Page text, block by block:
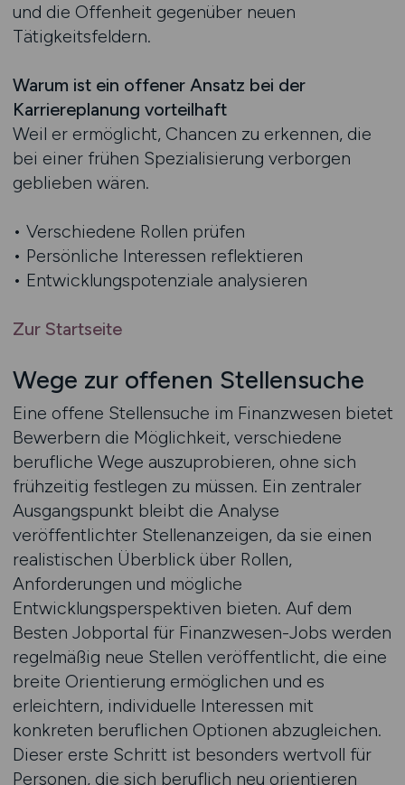
und die Offenheit gegenüber neuen
Tätigkeitsfeldern.
Warum ist ein offener Ansatz bei der
Karriereplanung vorteilhaft
Weil er ermöglicht, Chancen zu erkennen, die
bei einer frühen Spezialisierung verborgen
geblieben wären.
• Verschiedene Rollen prüfen
• Persönliche Interessen reflektieren
• Entwicklungspotenziale analysieren
Zur Startseite
Wege zur offenen Stellensuche
Eine offene Stellensuche im Finanzwesen bietet
Bewerbern die Möglichkeit, verschiedene
berufliche Wege auszuprobieren, ohne sich
frühzeitig festlegen zu müssen. Ein zentraler
Ausgangspunkt bleibt die Analyse
veröffentlichter Stellenanzeigen, da sie einen
realistischen Überblick über Rollen,
Anforderungen und mögliche
Entwicklungsperspektiven bieten. Auf dem
Besten Jobportal für Finanzwesen-Jobs werden
regelmäßig neue Stellen veröffentlicht, die eine
breite Orientierung ermöglichen und es
erleichtern, individuelle Interessen mit
konkreten beruflichen Optionen abzugleichen.
Dieser erste Schritt ist besonders wertvoll für
Personen, die sich beruflich neu orientieren